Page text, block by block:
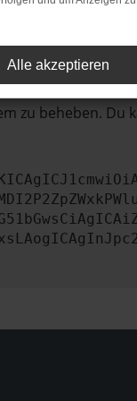
nicht mehr
zu beheben. Du
Alle akzeptieren